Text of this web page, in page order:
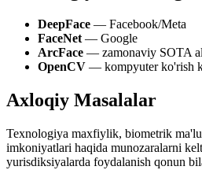
DeepFace — Facebook/Meta
FaceNet — Google
ArcFace — zamonaviy SOTA
OpenCV — kompyuter ko'rish
Axloqiy Masalalar
Texnologiya maxfiylik, biometrik
imkoniyatlari haqida munozaralarni
yurisdiksiyalarda foydalanish qonun